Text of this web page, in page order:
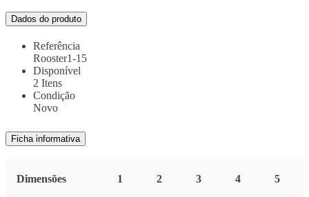
Dados do produto
Referência
Rooster1-15
Disponível
2 Itens
Condição
Novo
Ficha informativa
Dimensões 1 2 3 4 5